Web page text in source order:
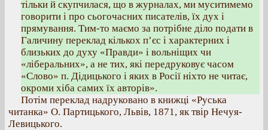
тільки й скупчилася, що в журналах, ми муситимемо
говорити і про сьогочасних писателів, їх дух і
прямування. Тим-то маємо за потрібне діло подати в
Галичину переклад кількох п’єс і характерних і
близьких до духу «Правди» і вольніщих чи
«ліберальних», а не тих, які передруковує часом
«Слово» п. Дідицького і яких в Росії ніхто не читає,
окроми хіба самих їх авторів».
Потім переклад надруковано в книжці «Руська
читанка» О. Партицького, Львів, 1871, як твір Нечуя-
Левицького.